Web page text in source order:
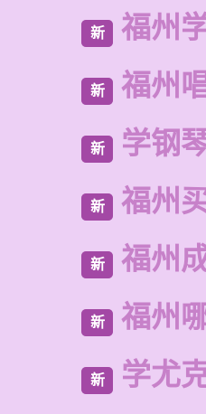
新 福州
新 福州
新 学钢
新 福州
新 福州
新 福州
新 学尤